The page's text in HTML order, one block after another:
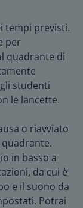
tempi previsti.
per
quadrante di
studenti
le lancette.
o riavviato
in basso a
da cui è
e il suono da
Potrai